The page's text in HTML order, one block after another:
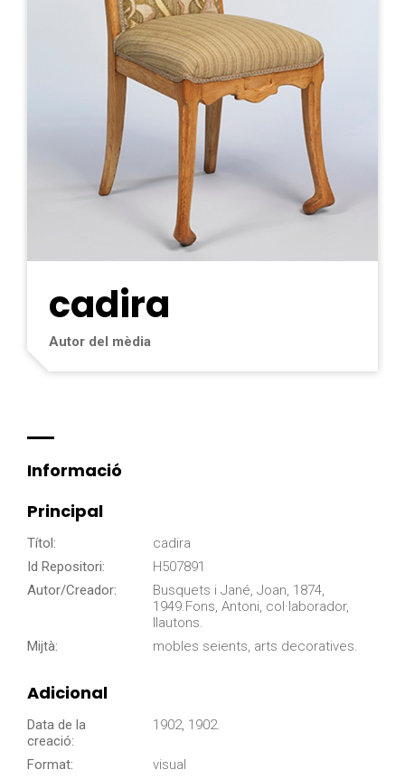
cadira
Autor del mèdia
Informació
Principal
Títol:
cadira
Id Repositori:
H507891
Autor/Creador:
Busquets i Jané, Joan, 1874,
1949.Fons, Antoni, col·laborador,
llautons.
Mijtà:
mobles seients, arts decoratives.
Adicional
Data de la
creació:
1902, 1902.
Format:
visual